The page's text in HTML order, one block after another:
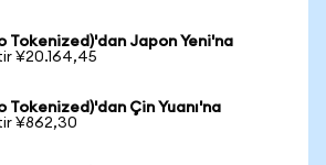
Tokenized)'dan Japon Yeni'na
¥20.164,45
Tokenized)'dan Çin Yuanı'na
¥862,30